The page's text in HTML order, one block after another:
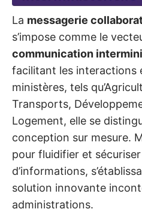
La messagerie
s’impose comme le
communication
facilitant les interactions
ministères, tels
Transports,
Logement, elle se
conception sur mesure.
pour fluidifier et
d’informations,
solution innovante
administrations.